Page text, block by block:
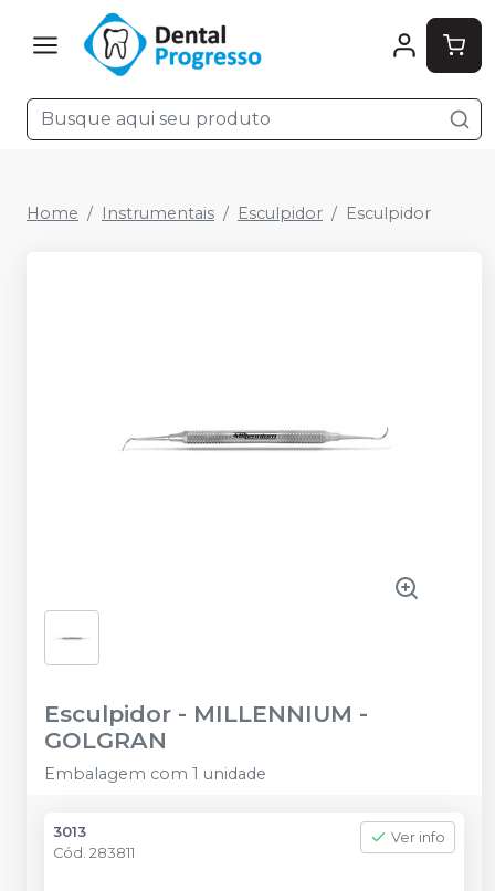
Home Instrumentais Esculpidor Esculpidor
Esculpidor - MILLENNIUM -
GOLGRAN
Embalagem com 1 unidade
3013
Cód. 283811
Ver info